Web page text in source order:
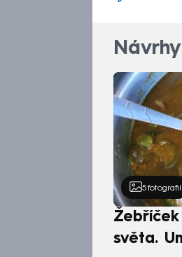
5 fotografií
Žebříček
světa.